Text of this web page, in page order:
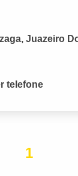
Juazeiro
telefone
1